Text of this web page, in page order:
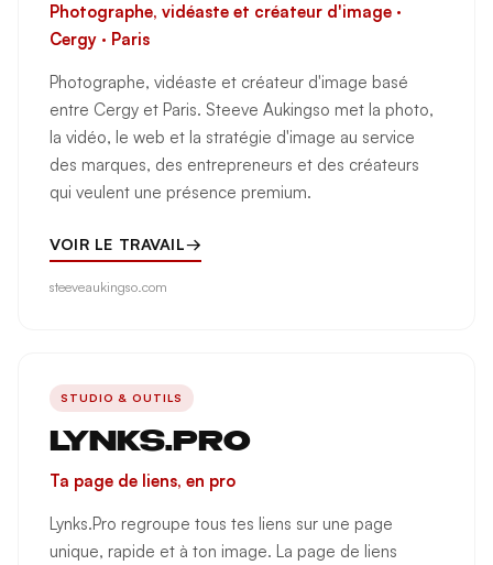
Photographe, vidéaste et créateur d'image ·
Cergy · Paris
Photographe, vidéaste et créateur d'image basé
entre Cergy et Paris. Steeve Aukingso met la photo,
la vidéo, le web et la stratégie d'image au service
des marques, des entrepreneurs et des créateurs
qui veulent une présence premium.
VOIR LE TRAVAIL→
steeveaukingso.com
STUDIO & OUTILS
LYNKS.PRO
Ta page de liens, en pro
Lynks.Pro regroupe tous tes liens sur une page
unique, rapide et à ton image. La page de liens